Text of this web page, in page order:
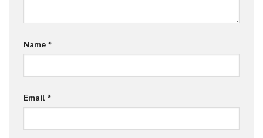
Name *
Email *